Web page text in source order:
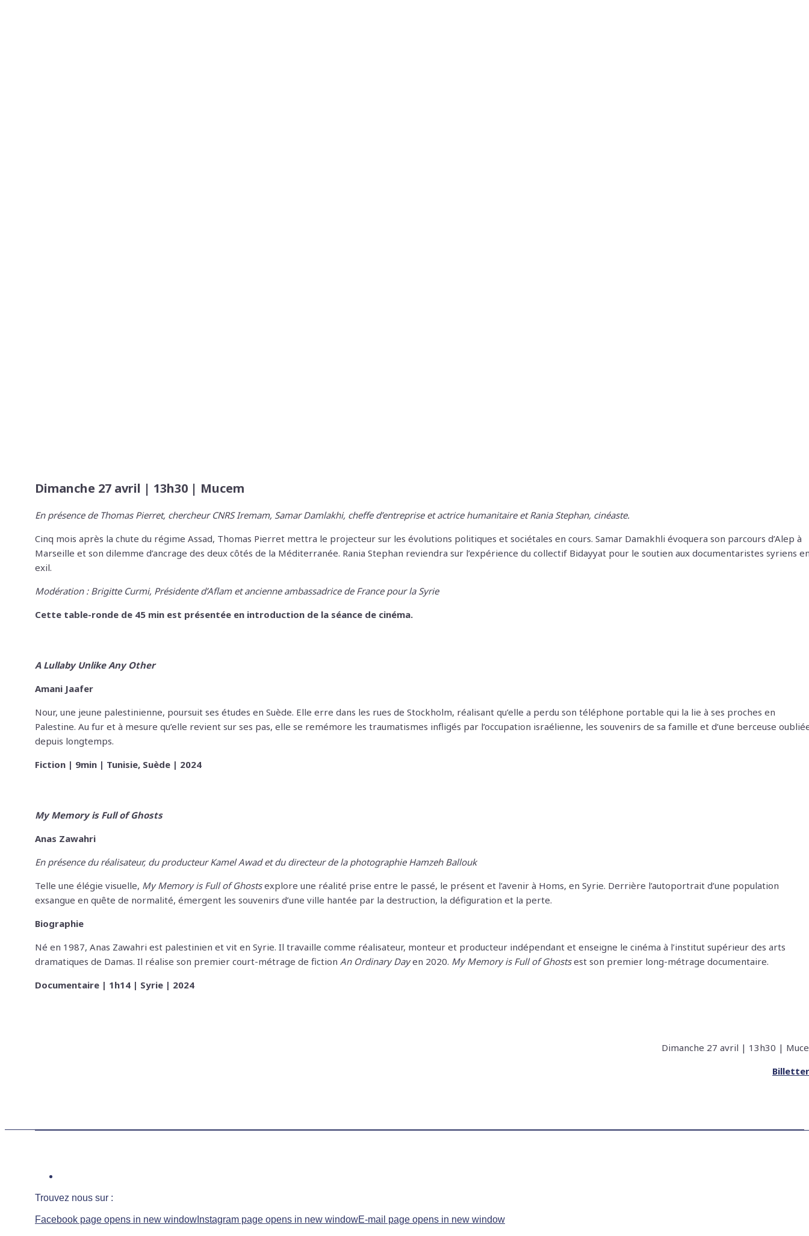
Dimanche 27 avril | 13h30 | Mucem
En présence de Thomas Pierret, chercheur CNRS Iremam, Samar Damlakhi, cheffe d’entreprise et actrice humanitaire et Rania Stephan, cinéaste.
Cinq mois après la chute du régime Assad, Thomas Pierret mettra le projecteur sur les évolutions politiques et sociétales en cours. Samar Damakhli évoquera son parcours d’Alep à
Marseille et son dilemme d’ancrage des deux côtés de la Méditerranée. Rania Stephan reviendra sur l’expérience du collectif Bidayyat pour le soutien aux documentaristes syriens
exil.
Modération : Brigitte Curmi, Présidente d’Aflam et ancienne ambassadrice de France pour la Syrie
Cette table-ronde de 45 min est présentée en introduction de la séance de cinéma.
A Lullaby Unlike Any Other
Amani Jaafer
Nour, une jeune palestinienne, poursuit ses études en Suède. Elle erre dans les rues de Stockholm, réalisant qu’elle a perdu son téléphone portable qui la lie à ses proches en
Palestine. Au fur et à mesure qu’elle revient sur ses pas, elle se remémore les traumatismes infligés par l’occupation israélienne, les souvenirs de sa famille et d’une berceuse
depuis longtemps.
Fiction | 9min | Tunisie, Suède | 2024
My Memory is Full of Ghosts
Anas Zawahri
En présence du réalisateur, du producteur Kamel Awad et du directeur de la photographie Hamzeh Ballouk
Telle une élégie visuelle, My Memory is Full of Ghostsexplore une réalité prise entre le passé, le présent et l’avenir à Homs, en Syrie. Derrière l’autoportrait d’une population
exsangue en quête de normalité, émergent les souvenirs d’une ville hantée par la destruction, la défiguration et la perte.
Biographie
Né en 1987, Anas Zawahri est palestinien et vit en Syrie. Il travaille comme réalisateur, monteur et producteur indépendant et enseigne le cinéma à l’institut supérieur des arts
dramatiques de Damas. Il réalise son premier court-métrage de fiction An Ordinary Dayen 2020. My Memory is Full of Ghostsest son premier long-métrage documentaire.
Documentaire | 1h14 | Syrie | 2024
Dimanche 27 avril | 13h30 |
Trouvez nous sur :
Facebook page opens in new window Instagram page opens in new windowE-mail page opens in new window